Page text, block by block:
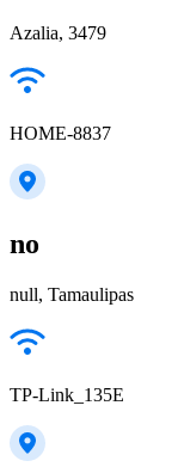
Azalia, 3479
HOME-8837
no
null, Tamaulipas
TP-Link_135E